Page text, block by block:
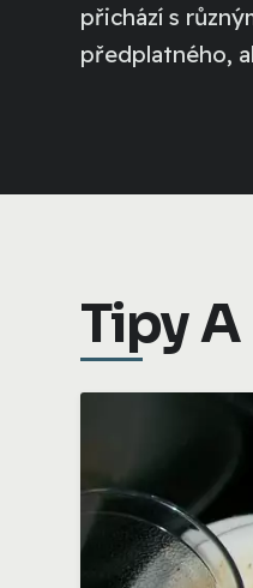
přichází s
předplatného,
Tipy